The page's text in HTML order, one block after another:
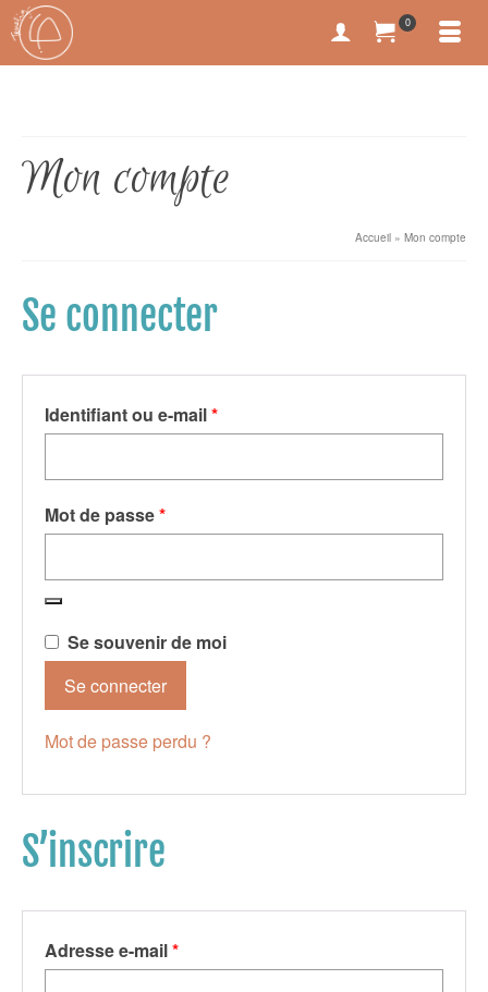
0
Mon compte
Accueil » Mon compte
Se connecter
Identifiant ou e-mail*Obligatoire
Mot de passe*Obligatoire
Se souvenir de moi
Se connecter
Mot de passe perdu ?
S’inscrire
Adresse e-mail*Obligatoire